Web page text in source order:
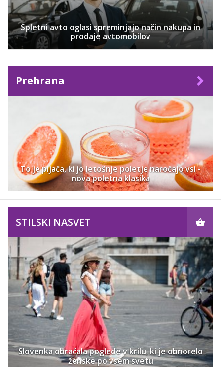
Spletni avto oglasi spreminjajo način nakupa in
prodaje avtomobilov
Prehrana
To je pijača, ki jo letošnje poletje naročajo vsi -
nova poletna klasika
STILSKI NASVET
Slovenka obračala poglede v krilu, ki je obnorelo
ženske po vsem svetu